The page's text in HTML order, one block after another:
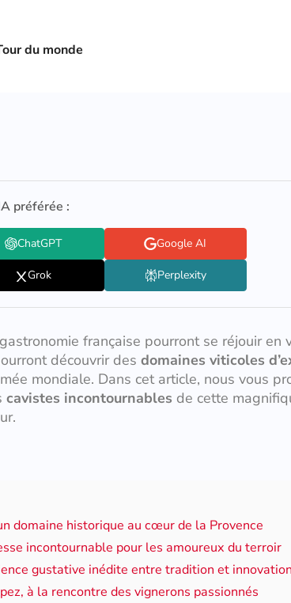
du monde
préférée :
ChatGPT Google AI
Grok Perplexity
française pourront se réjouir en
découvrir des domaines viticoles
mondiale. Dans cet article, nous vous
cavistes incontournables de cette
domaine historique au cœur de la Provence
incontournable pour les amoureux du terroir
gustative inédite entre tradition et innovation
à la rencontre des vignerons passionnés